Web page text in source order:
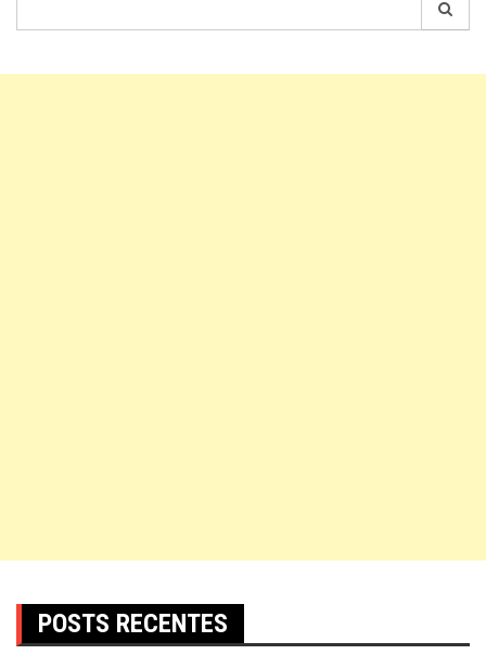
POSTS RECENTES